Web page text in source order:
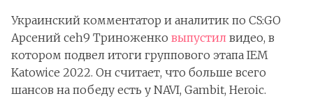
Украинский комментатор и аналитик по CS:GO
Арсений ceh9 Триноженко выпустил видео, в
котором подвел итоги группового этапа IEM
Katowice 2022. Он считает, что больше всего
шансов на победу есть у NAVI, Gambit, Heroic.